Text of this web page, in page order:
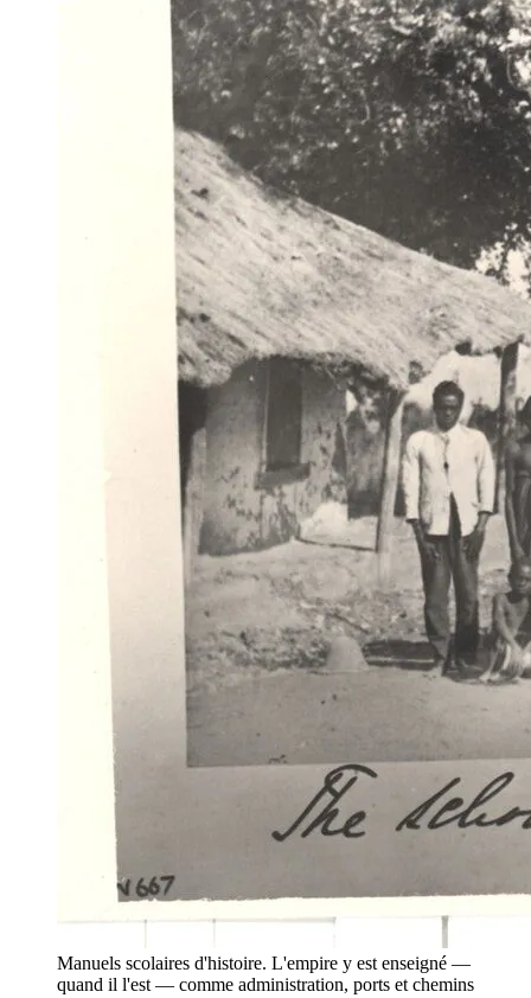
Manuels scolaires d'histoire. L'empire y est enseigné —
quand il l'est — comme administration, ports et chemins